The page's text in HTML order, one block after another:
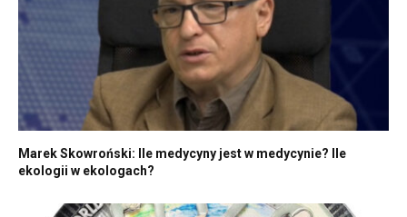
Marek Skowroński: Ile medycyny jest w medycynie? Ile
ekologii w ekologach?